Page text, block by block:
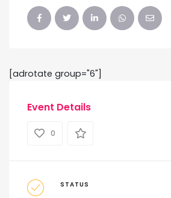
[adrotate group="6"]
Event Details
0
STATUS